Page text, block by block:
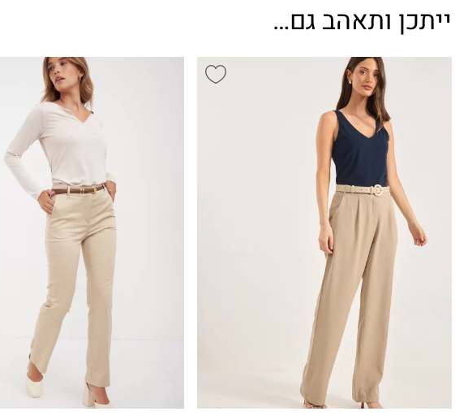
ייתכן ותאהב גם…